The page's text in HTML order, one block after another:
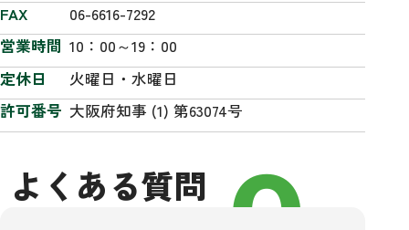
FAX
06-6616-7292
営業時間 10：00～19：00
定休日
火曜日・水曜日
許可番号 大阪府知事 (1) 第63074号
よくある質問